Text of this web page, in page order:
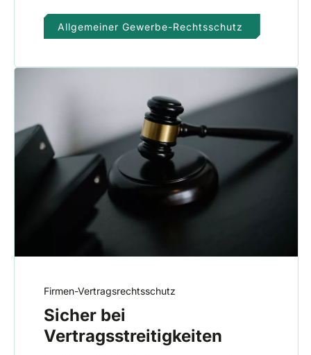
Allgemeiner Gewerbe-Rechtsschutz
Firmen-Vertragsrechtsschutz
Sicher bei
Vertragsstreitigkeiten